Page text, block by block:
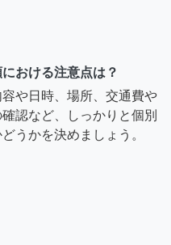
おける注意点は？
や日時、場所、交通費や
認など、しっかりと個別
うかを決めましょう。